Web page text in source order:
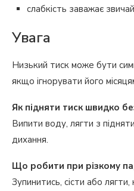
слабкість заважає
Увага
Низький тиск може бути
якщо ігнорувати його
Як підняти тиск швидко
Випити воду, лягти з
дихання.
Що робити при різкому
Зупинитись, сісти або